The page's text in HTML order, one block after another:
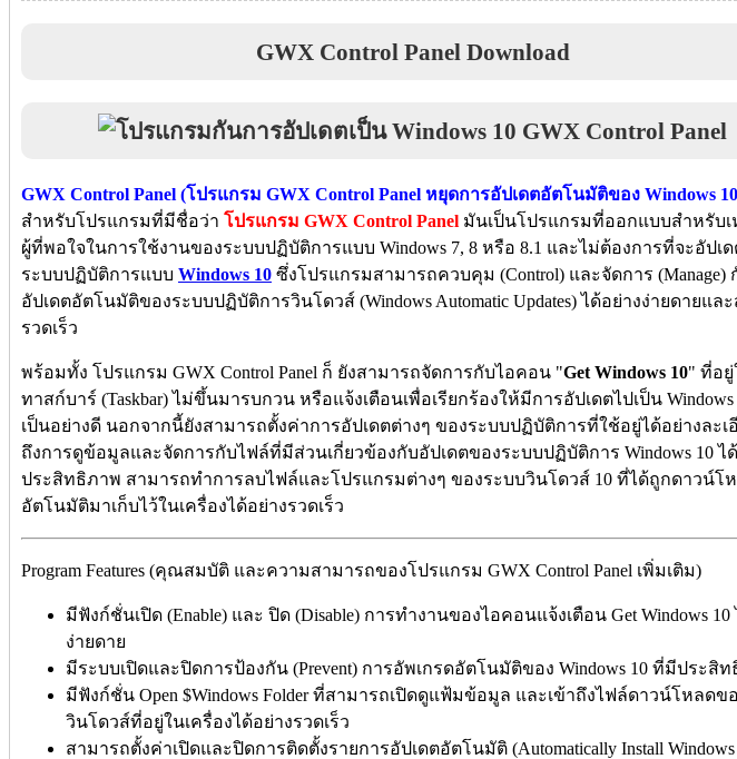
GWX Control Panel Download
GWX Control Panel (โปรแกรม GWX Control Panel หยุดการอัปเดตอัตโนมัติของ Windows
สำหรับโปรแกรมที่มีชื่อว่า โปรแกรม GWX Control Panel มันเป็นโปรแกรมที่ออกแบบสำหรับเ
ผู้ที่พอใจในการใช้งานของระบบปฏิบัติการแบบ Windows 7, 8 หรือ 8.1 และไม่ต้องการที่จะอัปเด
ระบบปฏิบัติการแบบ Windows 10 ซึ่งโปรแกรมสามารถควบคุม (Control) และจัดการ (Manage)
อัปเดตอัตโนมัติของระบบปฏิบัติการวินโดวส์ (Windows Automatic Updates) ได้อย่างง่ายดายแล
รวดเร็ว
พร้อมทั้ง โปรแกรม GWX Control Panel ก็ ยังสามารถจัดการกับไอคอน "Get Windows 10" ที่อ
ทาสก์บาร์ (Taskbar) ไม่ขึ้นมารบกวน หรือแจ้งเตือนเพื่อเรียกร้องให้มีการอัปเดตไปเป็น Windows
เป็นอย่างดี นอกจากนี้ยังสามารถตั้งค่าการอัปเดตต่างๆ ของระบบปฏิบัติการที่ใช้อยู่ได้อย่างละเ
ถึงการดูข้อมูลและจัดการกับไฟล์ที่มีส่วนเกี่ยวข้องกับอัปเดตของระบบปฏิบัติการ Windows 10 ไ
ประสิทธิภาพ สามารถทำการลบไฟล์และโปรแกรมต่างๆ ของระบบวินโดวส์ 10 ที่ได้ถูกดาวน์โ
อัตโนมัติมาเก็บไว้ในเครื่องได้อย่างรวดเร็ว
Program Features (คุณสมบัติ และความสามารถของโปรแกรม GWX Control Panel เพิ่มเติม)
มีฟังก์ชั่นเปิด (Enable) และ ปิด (Disable) การทำงานของไอคอนแจ้งเตือน Get Windows 10
ง่ายดาย
มีระบบเปิดและปิดการป้องกัน (Prevent) การอัพเกรดอัตโนมัติของ Windows 10 ที่มีประสิ
มีฟังก์ชั่น Open $Windows Folder ที่สามารถเปิดดูแฟ้มข้อมูล และเข้าถึงไฟล์ดาวน์โหลดข
วินโดวส์ที่อยู่ในเครื่องได้อย่างรวดเร็ว
สามารถตั้งค่าเปิดและปิดการติดตั้งรายการอัปเดตอัตโนมัติ (Automatically Install Windows